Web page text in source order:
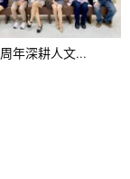
年深耕人文...